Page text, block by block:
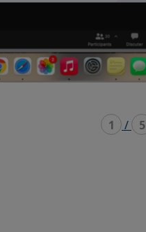
1 / 5